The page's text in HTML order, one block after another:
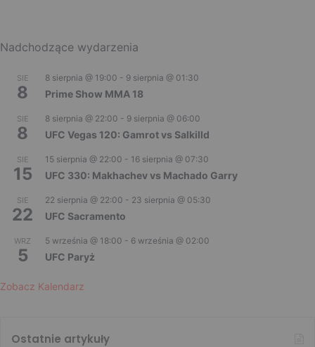
Nadchodzące wydarzenia
SIE
8
8 sierpnia @ 19:00 - 9 sierpnia @ 01:30
Prime Show MMA 18
SIE
8
8 sierpnia @ 22:00 - 9 sierpnia @ 06:00
UFC Vegas 120: Gamrot vs Salkilld
SIE
15
15 sierpnia @ 22:00 - 16 sierpnia @ 07:30
UFC 330: Makhachev vs Machado Garry
SIE
22
22 sierpnia @ 22:00 - 23 sierpnia @ 05:30
UFC Sacramento
WRZ
5
5 września @ 18:00 - 6 września @ 02:00
UFC Paryż
Zobacz Kalendarz
Ostatnie artykuły